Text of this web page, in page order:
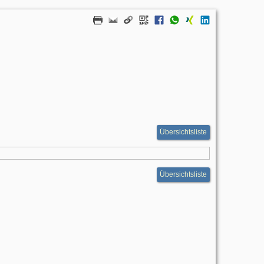
Übersichtsliste
Übersichtsliste